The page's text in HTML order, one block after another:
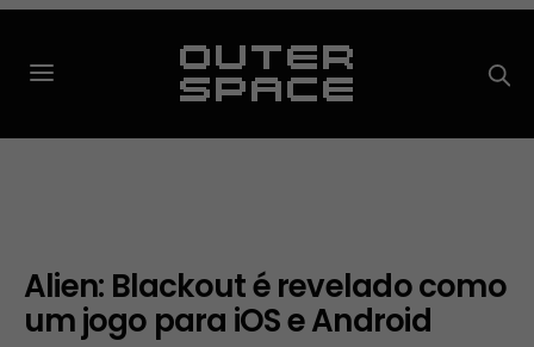
Alien: Blackout é revelado como
um jogo para iOS e Android